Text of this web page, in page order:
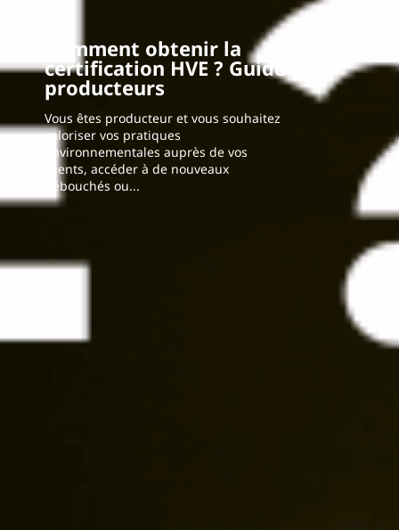
Comment obtenir la
certification HVE ? Guide pour
producteurs
Vous êtes producteur et vous souhaitez
valoriser vos pratiques
environnementales auprès de vos
clients, accéder à de nouveaux
débouchés ou...